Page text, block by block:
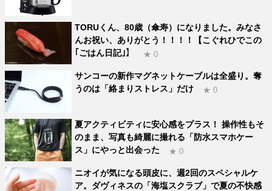
TORUくん、80歳（傘寿）になりました。みなさ
んお祝い、ありがとう！！！！【こぐれひでこの
｢ごはん日記｣】
★ 0
サンコーの新作マグネットケーブルは全盛り。奪
うのは「絡まりストレス」だけ
★ 0
夏アクティビティに安心感をプラス！ 操作性もそ
のまま、写真も綺麗に撮れる「防水スマホケー
ス」にやっと出会った
★ 0
ニオイが気になる頭皮に、週2回のスペシャルケ
ア。ダヴィネスの「海塩スクラブ」で夏の不快感